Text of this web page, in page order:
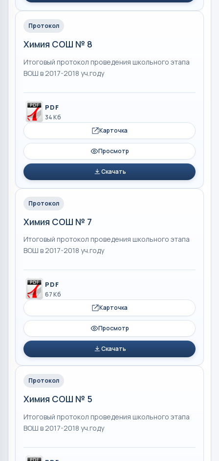
Протокол
Химия СОШ № 8
Итоговый протокол проведения школьного этапа
ВОШ в 2017-2018 уч.году
PDF
34 Кб
Карточка
Просмотр
Скачать
Протокол
Химия СОШ № 7
Итоговый протокол проведения школьного этапа
ВОШ в 2017-2018 уч.году
PDF
67 Кб
Карточка
Просмотр
Скачать
Протокол
Химия СОШ № 5
Итоговый протокол проведения школьного этапа
ВОШ в 2017-2018 уч.году